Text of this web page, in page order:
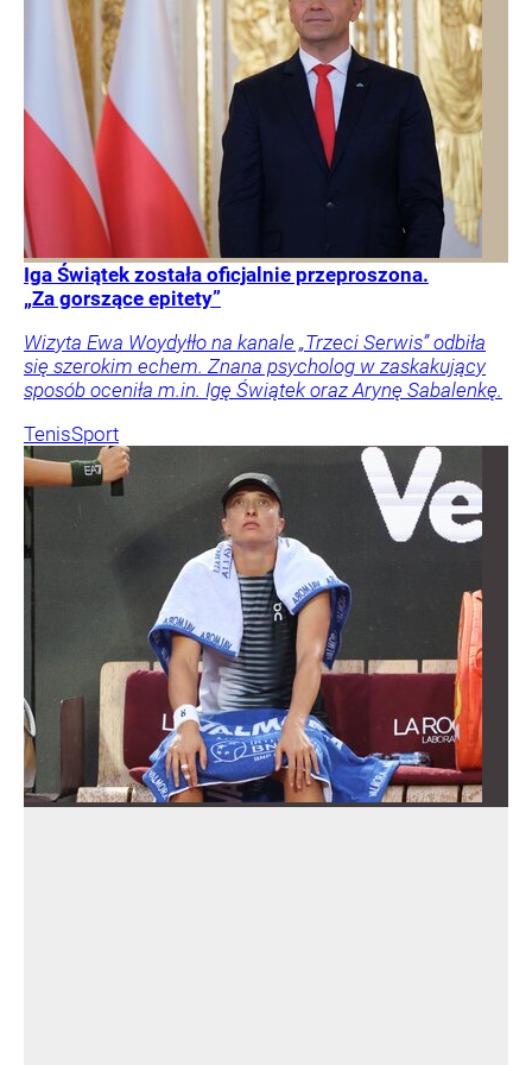
Iga Świątek została oficjalnie przeproszona.
„Za gorszące epitety”
Wizyta Ewa Woydyłło na kanale „Trzeci Serwis” odbiła
się szerokim echem. Znana psycholog w zaskakujący
sposób oceniła m.in. Igę Świątek oraz Arynę Sabalenkę.
TenisSport